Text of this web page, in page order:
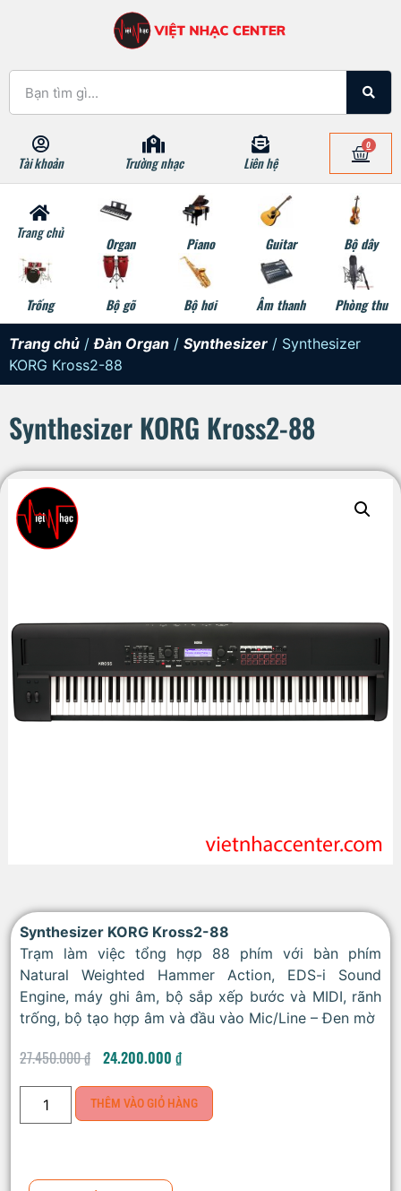
Tài khoản Trường nhạc Liên hệ
0
Trang chủ
Organ Piano Guitar Bộ dây
Trống Bộ gõ Bộ hơi Âm thanh Phòng thu
Trang chủ /Đàn Organ / Synthesizer / Synthesizer
KORG Kross2-88
Synthesizer KORG Kross2-88
Synthesizer KORG Kross2-88
Trạm làm việc tổng hợp 88 phím với bàn phím
Natural Weighted Hammer Action, EDS-i Sound
Engine, máy ghi âm, bộ sắp xếp bước và MIDI, rãnh
trống, bộ tạo hợp âm và đầu vào Mic/Line – Đen mờ
27.450.000₫ 24.200.000 ₫
THÊM VÀO GIỎ HÀNG